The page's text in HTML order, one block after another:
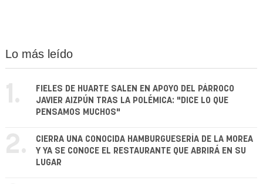
Lo más leído
1.
FIELES DE HUARTE SALEN EN APOYO DEL PÁRROCO
JAVIER AIZPÚN TRAS LA POLÉMICA: "DICE LO QUE
PENSAMOS MUCHOS"
2.
CIERRA UNA CONOCIDA HAMBURGUESERÍA DE LA MOREA
Y YA SE CONOCE EL RESTAURANTE QUE ABRIRÁ EN SU
LUGAR